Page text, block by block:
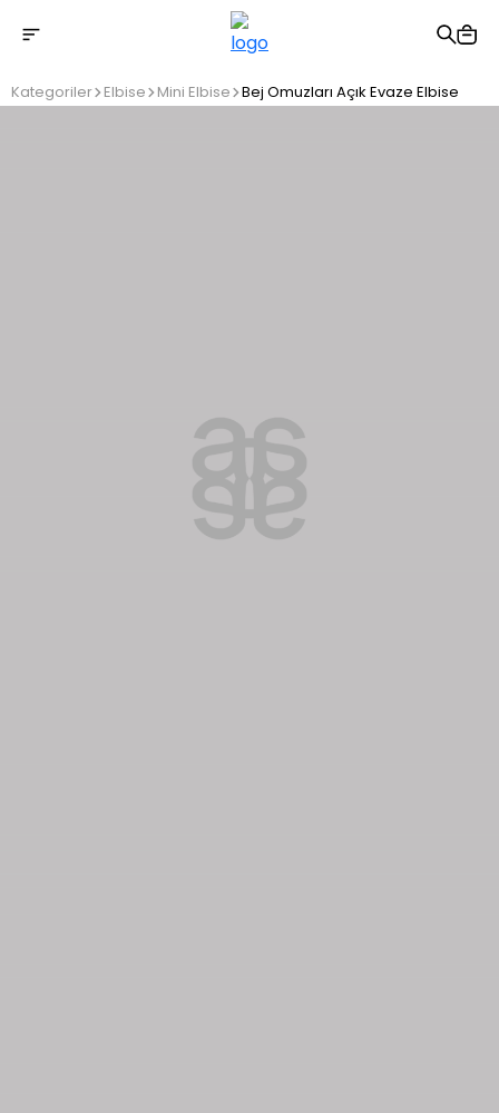
2500 TL üzeri ücretsiz kargo
Kategoriler Elbise Mini Elbise Bej Omuzları Açık Evaze Elbise